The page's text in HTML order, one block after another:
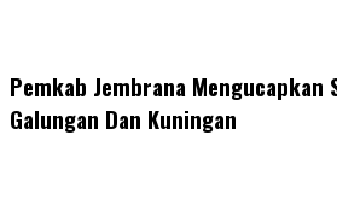
Pemkab Jembrana Mengucapkan
Galungan Dan Kuningan